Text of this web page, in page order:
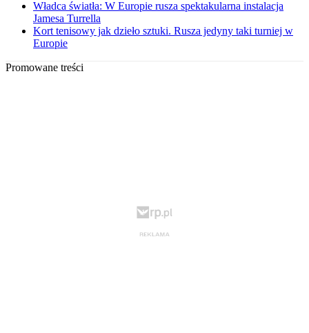
Władca światła: W Europie rusza spektakularna instalacja
Jamesa Turrella
Kort tenisowy jak dzieło sztuki. Rusza jedyny taki turniej w
Europie
Promowane treści